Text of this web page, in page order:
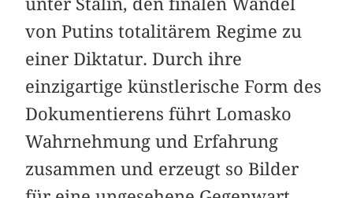
unter Stalin, den finalen Wandel
von Putins totalitärem Regime zu
einer Diktatur. Durch ihre
einzigartige künstlerische Form des
Dokumentierens führt Lomasko
Wahrnehmung und Erfahrung
zusammen und erzeugt so Bilder